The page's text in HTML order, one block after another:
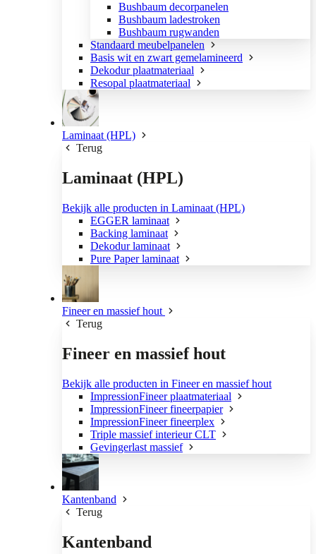
Bushbaum decorpanelen
Bushbaum ladestroken
Bushbaum rugwanden
Standaard meubelpanelen
Basis wit en zwart gemelamineerd
Dekodur plaatmateriaal
Resopal plaatmateriaal
Laminaat (HPL)
Terug
Laminaat (HPL)
Bekijk alle producten in Laminaat (HPL)
EGGER laminaat
Backing laminaat
Dekodur laminaat
Pure Paper laminaat
Fineer en massief hout
Terug
Fineer en massief hout
Bekijk alle producten in Fineer en massief hout
ImpressionFineer plaatmateriaal
ImpressionFineer fineerpapier
ImpressionFineer fineerplex
Triple massief interieur CLT
Gevingerlast massief
Kantenband
Terug
Kantenband